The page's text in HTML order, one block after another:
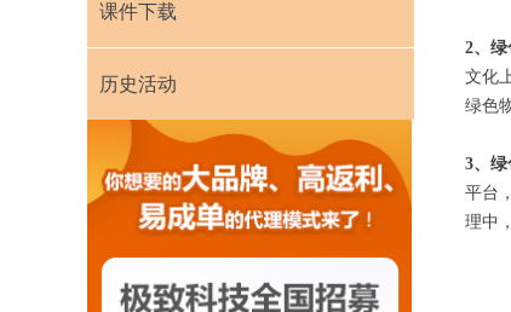
2、绿
文化
绿色
3、绿
平台
理中
课件下载
历史活动